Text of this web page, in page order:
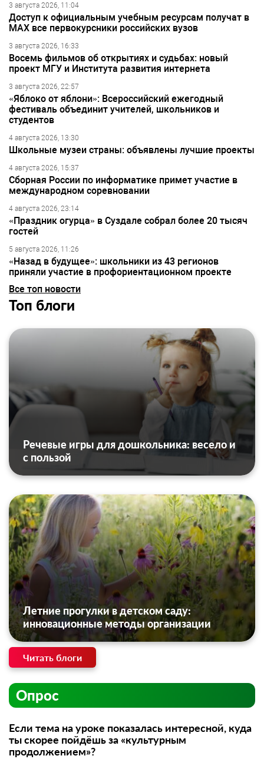
3 августа 2026, 11:04
Доступ к официальным учебным ресурсам получат в
МАХ все первокурсники российских вузов
3 августа 2026, 16:33
Восемь фильмов об открытиях и судьбах: новый
проект МГУ и Института развития интернета
3 августа 2026, 22:57
«Яблоко от яблони»: Всероссийский ежегодный
фестиваль объединит учителей, школьников и
студентов
4 августа 2026, 13:30
Школьные музеи страны: объявлены лучшие проекты
4 августа 2026, 15:37
Сборная России по информатике примет участие в
международном соревновании
4 августа 2026, 23:14
«Праздник огурца» в Суздале собрал более 20 тысяч
гостей
5 августа 2026, 11:26
«Назад в будущее»: школьники из 43 регионов
приняли участие в профориентационном проекте
Все топ новости
Топ блоги
Речевые игры для дошкольника: весело и
с пользой
Летние прогулки в детском саду:
инновационные методы организации
Читать блоги
Опрос
Если тема на уроке показалась интересной, куда
ты скорее пойдёшь за «культурным
продолжением»?